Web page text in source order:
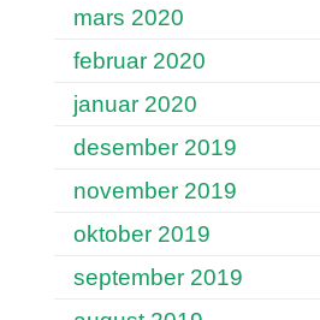
mars 2020
februar 2020
januar 2020
desember 2019
november 2019
oktober 2019
september 2019